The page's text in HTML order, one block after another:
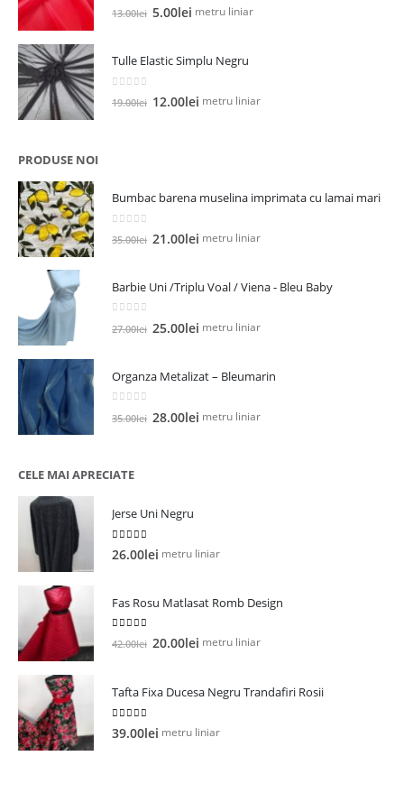
out of 5
13.00lei Prețul
fost:
5.00lei Prețul
5.00lei.
metru liniar
Tulle Elastic Simplu Negru
out of 5
19.00lei Prețul
12.00lei Prețul
metru liniar
PRODUSE NOI
Bumbac barena muselina imprimata cu lamai mari
out of 5
35.00lei Prețul
fost:
21.00lei Prețul
21.00lei.
metru liniar
Barbie Uni /Triplu Voal / Viena - Bleu Baby
out of 5
27.00lei Prețul
fost:
25.00lei Prețul
25.00lei.
metru liniar
Organza Metalizat – Bleumarin
out of 5
35.00lei Prețul
28.00lei Prețul
metru liniar
CELE MAI APRECIATE
Jerse Uni Negru
5.00out of 5
26.00lei metru liniar
Fas Rosu Matlasat Romb Design
out of 5
42.00lei Prețul
fost:
20.00lei Prețul
20.00lei.
metru liniar
Tafta Fixa Ducesa Negru Trandafiri Rosii
5.00out of 5
39.00lei metru liniar